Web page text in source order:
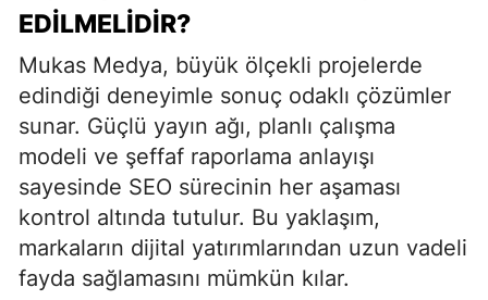
EDILMELIDIR?
Mukas Medya, büyük ölçekli projelerde
edindiği deneyimle sonuç odaklı çözümler
sunar. Güçlü yayın ağı, planlı çalışma
modeli ve şeffaf raporlama anlayışı
sayesinde SEO sürecinin her aşaması
kontrol altında tutulur. Bu yaklaşım,
markaların dijital yatırımlarından uzun vadeli
fayda sağlamasını mümkün kılar.